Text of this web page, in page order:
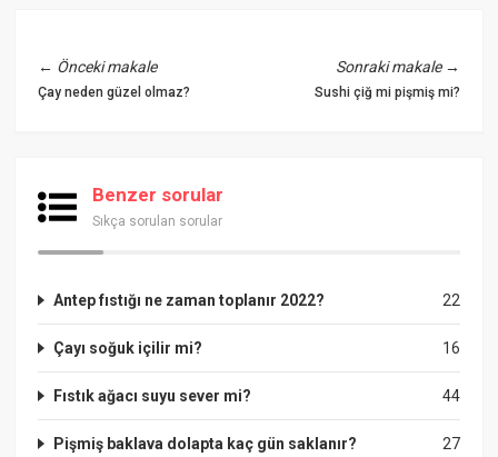
← Önceki makale
Çay neden güzel olmaz?
Sonraki makale→
Sushi çiğ mi pişmiş mi?
Benzer sorular
Sıkça sorulan sorular
22
Antep fıstığı ne zaman toplanır 2022?
16
Çayı soğuk içilir mi?
44
Fıstık ağacı suyu sever mi?
27
Pişmiş baklava dolapta kaç gün saklanır?